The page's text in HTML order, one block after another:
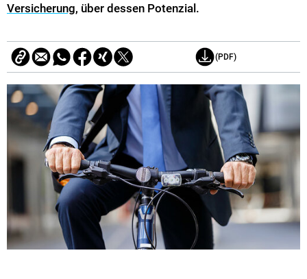
Versicherung, über dessen Potenzial.
(PDF)